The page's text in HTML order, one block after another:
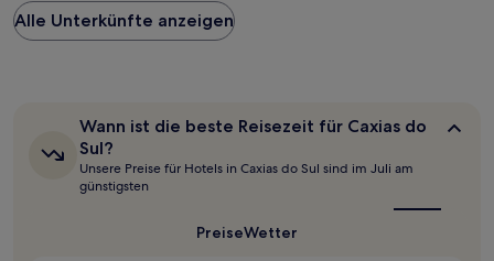
pro
Nacht,
24 Stunden
Aufenthalt
Alle Unterkünfte anzeigen
Wann
ist
die
beste
Reisezeit
Wann ist die beste Reisezeit für Caxias do
Sul?
Unsere Preise für Hotels in Caxias do Sul sind im Juli am
günstigsten
PreiseWetter